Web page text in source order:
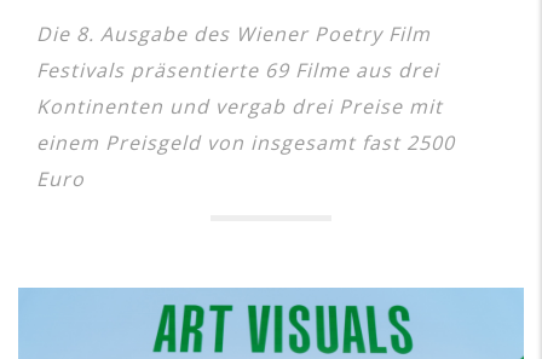
Die 8. Ausgabe des Wiener Poetry Film
Festivals präsentierte 69 Filme aus drei
Kontinenten und vergab drei Preise mit
einem Preisgeld von insgesamt fast 2500
Euro